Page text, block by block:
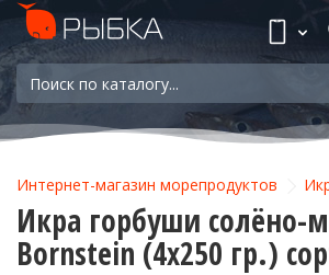
Интернет-магазин морепродуктов
Икра горбуши солёно-
Bornstein (4х250 гр.)